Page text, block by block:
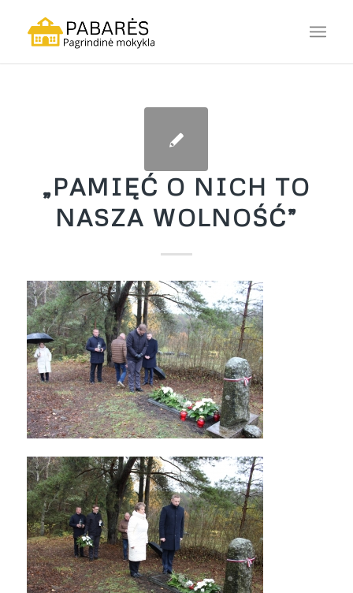
„PAMIĘĆ O NICH TO
NASZA WOLNOŚĆ”